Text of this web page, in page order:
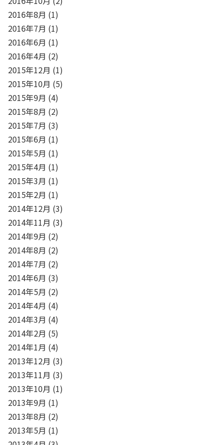
2016年8月 (1)
2016年7月 (1)
2016年6月 (1)
2016年4月 (2)
2015年12月 (1)
2015年10月 (5)
2015年9月 (4)
2015年8月 (2)
2015年7月 (3)
2015年6月 (1)
2015年5月 (1)
2015年4月 (1)
2015年3月 (1)
2015年2月 (1)
2014年12月 (3)
2014年11月 (3)
2014年9月 (2)
2014年8月 (2)
2014年7月 (2)
2014年6月 (3)
2014年5月 (2)
2014年4月 (4)
2014年3月 (4)
2014年2月 (5)
2014年1月 (4)
2013年12月 (3)
2013年11月 (3)
2013年10月 (1)
2013年9月 (1)
2013年8月 (2)
2013年5月 (1)